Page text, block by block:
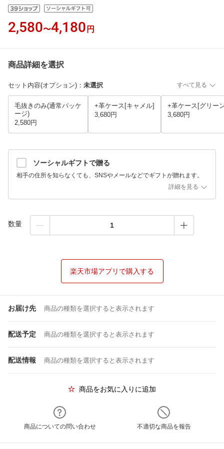
2,580〜4,180 円
商品詳細を選択
セット内容(オプション) ： 未選択 すべて見る
毛抜きのみ(通常パッケ
ージ)
2,580円
+革ケース[キャメル]
3,680円
+革ケース[グリー
3,680円
ソーシャルギフトで贈る
相手の住所を知らなくても、SNSやメールなどでギフトが贈れます。
詳細を見る
数量
楽天市場アプリで購入する
お届け先 商品の種類を選択すると表示されます
配送予定 商品の種類を選択すると表示されます
配送情報 商品の種類を選択すると表示されます
商品をお気に入りに追加
商品についての問い合わせ 不適切な商品を報告